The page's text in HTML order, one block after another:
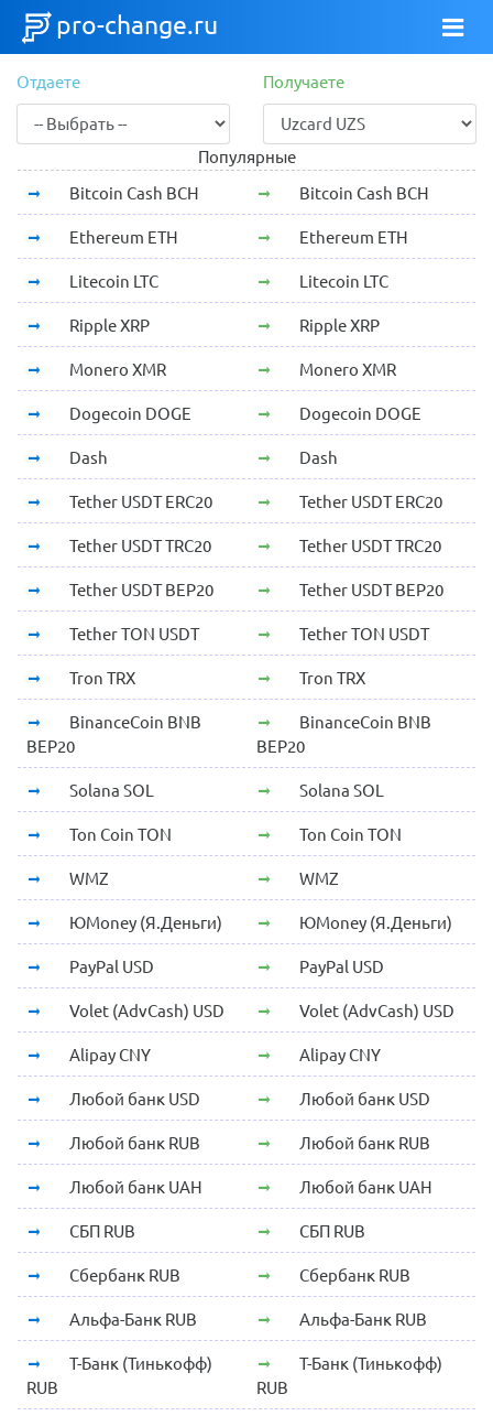
pro-change.ru
Отдаете Получаете
Популярные
Bitcoin Cash BCH
Bitcoin Cash BCH
Ethereum ETH Ethereum ETH
Litecoin LTC Litecoin LTC
Ripple XRP Ripple XRP
Monero XMR Monero XMR
Dogecoin DOGE Dogecoin DOGE
Dash Dash
Tether USDT ERC20 Tether USDT ERC20
Tether USDT TRC20 Tether USDT TRC20
Tether USDT BEP20 Tether USDT BEP20
Tether TON USDT Tether TON USDT
Tron TRX Tron TRX
BinanceCoin BNB
BEP20
BinanceCoin BNB
BEP20
Solana SOL Solana SOL
Ton Coin TON Ton Coin TON
WMZ WMZ
ЮMoney (Я.Деньги) ЮMoney (Я.Деньги)
PayPal USD PayPal USD
Volet (AdvCash) USD Volet (AdvCash) USD
Alipay CNY Alipay CNY
Любой банк USD Любой банк USD
Любой банк RUB Любой банк RUB
Любой банк UAH Любой банк UAH
СБП RUB СБП RUB
Сбербанк RUB Сбербанк RUB
Альфа-Банк RUB Альфа-Банк RUB
Т-Банк (Тинькофф)
RUB
Т-Банк (Тинькофф)
RUB